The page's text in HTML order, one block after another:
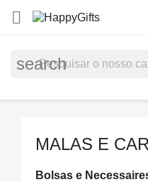

search
MALAS E
Bolsas e